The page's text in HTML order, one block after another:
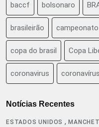
baccf bolsonaro
brasileirão
copa do brasil Copa
coronavirus coronavírus
Notícias Recentes
ESTADOS UNIDOS ,